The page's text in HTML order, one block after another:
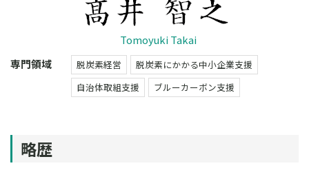
Tomoyuki Takai
専門領域
脱炭素経営
脱炭素にかかる中小企業支援
自治体取組支援
ブルーカーボン支援
略歴